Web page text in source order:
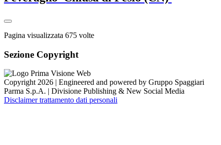
Pagina visualizzata 675 volte
Sezione Copyright
Copyright 2026 | Engineered and powered by Gruppo Spaggiari
Parma S.p.A. | Divisione Publishing & New Social Media
Disclaimer trattamento dati personali